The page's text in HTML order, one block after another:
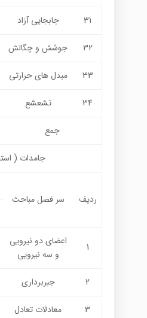
31 جابجايي آزاد
32 جوشش و چگالش
33 مبدل هاي حرارتي
34 تشعشع
جمع
جامدات (
ردیف سر فصل مباحث
1
اعضاي دو نيرويي
و سه نيرويي
2 جبربرداري
3 معادلات تعادل